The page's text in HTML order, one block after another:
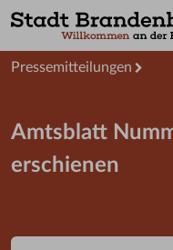
Presseservice
Pressemitteilungen
Amtsblatt
erschienen